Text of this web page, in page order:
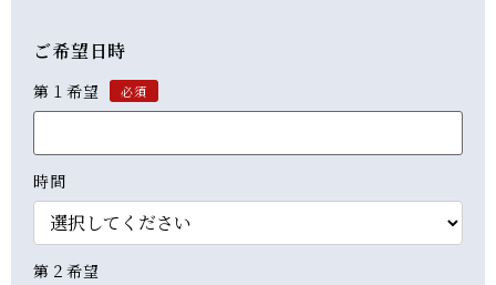
ご希望日時
第１希望 必須
時間
第２希望